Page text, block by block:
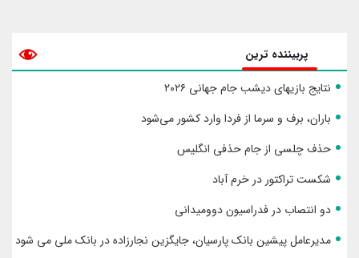
پربیننده ترین
نتایج بازیهای دیشب جام جهانی ۲۰۲۶
باران، برف و سرما از فردا وارد کشور می‌شود
حذف چلسی از جام حذفی انگلیس
شکست تراکتور در خرم آباد
دو انتصاب در فدراسیون دوومیدانی
مدیرعامل پیشین بانک پارسیان، جایگزین نجارزاده در بانک ملی می شود